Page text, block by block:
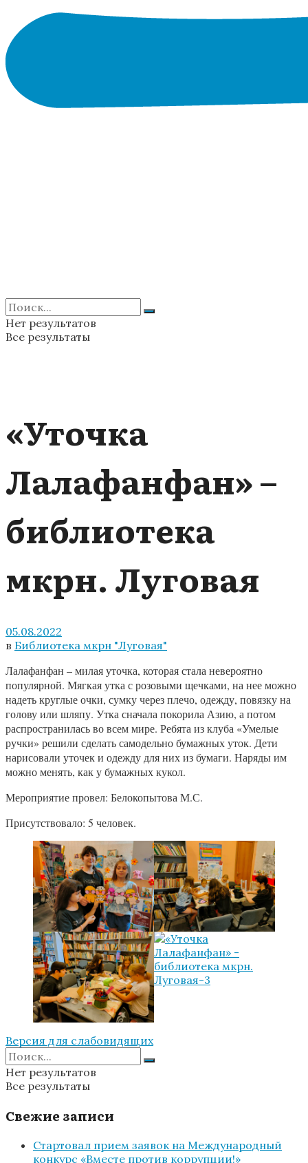
Нет результатов
Все результаты
«Уточка
Лалафанфан» –
библиотека
мкрн. Луговая
05.08.2022
в Библиотека мкрн "Луговая"
Лалафанфан – милая уточка, которая стала невероятно
популярной. Мягкая утка с розовыми щечками, на нее можно
надеть круглые очки, сумку через плечо, одежду, повязку на
голову или шляпу. Утка сначала покорила Азию, а потом
распространилась во всем мире. Ребята из клуба «Умелые
ручки» решили сделать самодельно бумажных уток. Дети
нарисовали уточек и одежду для них из бумаги. Наряды им
можно менять, как у бумажных кукол.
Мероприятие провел: Белокопытова М.С.
Присутствовало: 5 человек.
Версия для слабовидящих
Нет результатов
Все результаты
Свежие записи
Стартовал прием заявок на Международный
конкурс «Вместе против коррупции!»